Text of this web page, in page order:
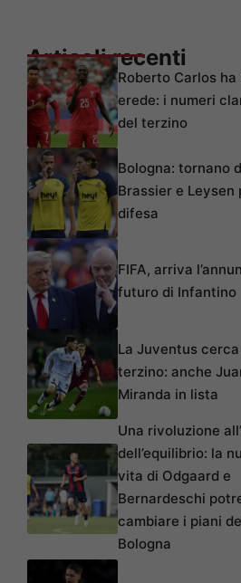
Articoli recenti
Roberto Carlos ha
erede: i numeri
del terzino
Bologna: tornano
Brassier e Leysen
difesa
FIFA, arriva
futuro di Infantino
La Juventus cerca
terzino: anche
Miranda in lista
Una rivoluzione
dell’equilibrio: la
vita di Odgaard e
Bernardeschi
cambiare i piani
Bologna